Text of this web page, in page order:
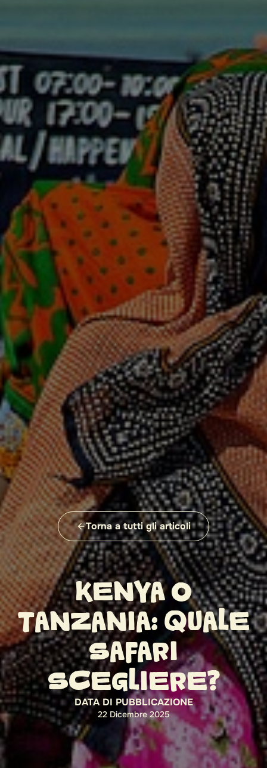
Torna a tutti gli articoli
KENYA O
TANZANIA: QUALE
SAFARI
SCEGLIERE?
DATA DI PUBBLICAZIONE
22 Dicembre 2025